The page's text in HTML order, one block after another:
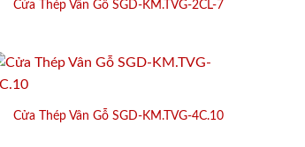
Cửa Thép Vân Gỗ SGD-KM.TVG-2CL-7
Cửa Thép Vân Gỗ SGD-KM.TVG-4C.10